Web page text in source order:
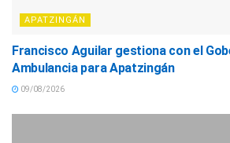
APATZINGÁN
Francisco Aguilar gestiona con el
Ambulancia para Apatzingán
09/08/2026